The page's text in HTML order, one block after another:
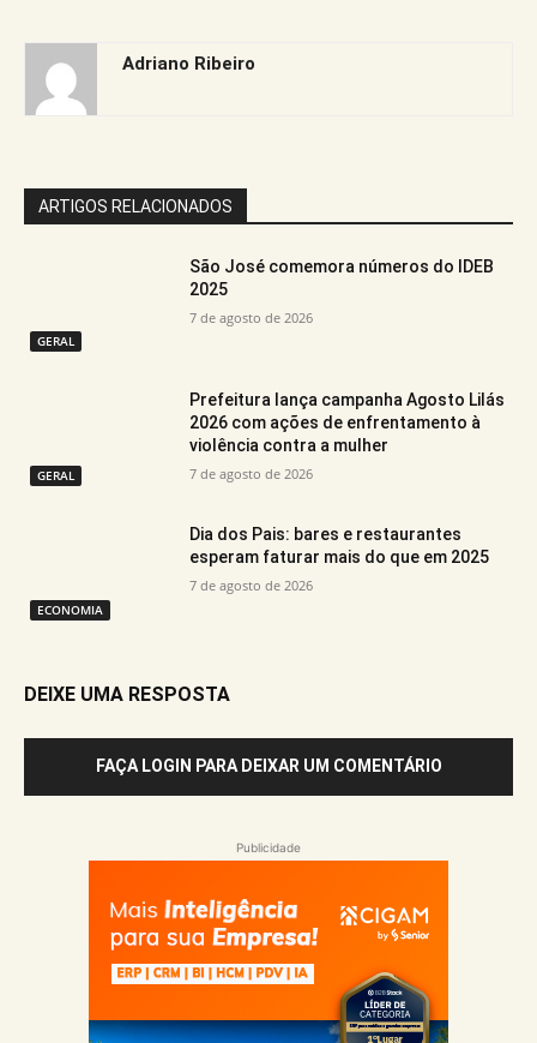
Adriano Ribeiro
ARTIGOS RELACIONADOS
GERAL
São José comemora números do IDEB
2025
7 de agosto de 2026
GERAL
Prefeitura lança campanha Agosto Lilás
2026 com ações de enfrentamento à
violência contra a mulher
7 de agosto de 2026
ECONOMIA
Dia dos Pais: bares e restaurantes
esperam faturar mais do que em 2025
7 de agosto de 2026
DEIXE UMA RESPOSTA
FAÇA LOGIN PARA DEIXAR UM COMENTÁRIO
Publicidade